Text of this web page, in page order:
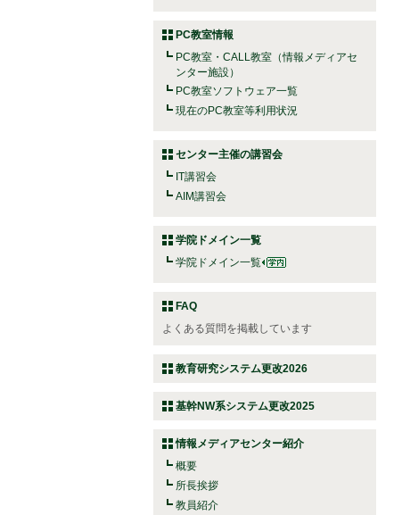
PC教室情報
PC教室・CALL教室（情報メディアセ
ンター施設）
PC教室ソフトウェア一覧
現在のPC教室等利用状況
センター主催の講習会
IT講習会
AIM講習会
学院ドメイン一覧
学院ドメイン一覧
FAQ
よくある質問を掲載しています
教育研究システム更改2026
基幹NW系システム更改2025
情報メディアセンター紹介
概要
所長挨拶
教員紹介